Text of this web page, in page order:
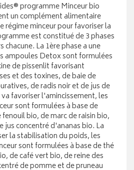
programme Minceur bio
un complément alimentaire
régime minceur pour favoriser la
est constitué de 3 phases
chacune. La 1ère phase a une
ampoules Detox sont formulées
de pissenlit favorisant
et des toxines, de baie de
de radis noir et de jus de
favoriser l'amincissement, les
sont formulées à base de
bio, de marc de raisin bio,
jus concentré d'ananas bio. La
la stabilisation du poids, les
sont formulées à base de thé
de café vert bio, de reine des
de pomme et de pruneau